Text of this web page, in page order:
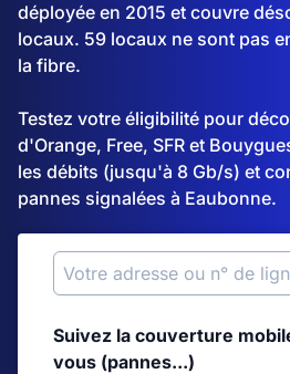
déployée en 2015 et couvre
locaux. 59 locaux ne sont pas
la fibre.
Testez votre éligibilité pour
d'Orange, Free, SFR et
les débits (jusqu'à 8 Gb/s) et
pannes signalées à Eaubonne.
Suivez la couverture
vous (pannes...)